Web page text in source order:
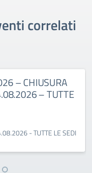
correlati
– CHIUSURA
– TUTTE
- TUTTE LE SEDI